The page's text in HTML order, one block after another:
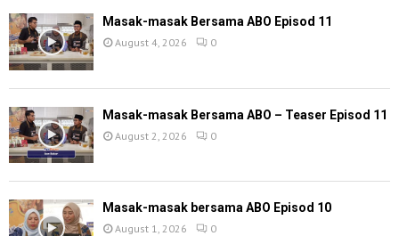
Masak-masak Bersama ABO Episod 11
August 4, 2026 0
Masak-masak Bersama ABO – Teaser Episod 11
August 2, 2026 0
Masak-masak bersama ABO Episod 10
August 1, 2026 0